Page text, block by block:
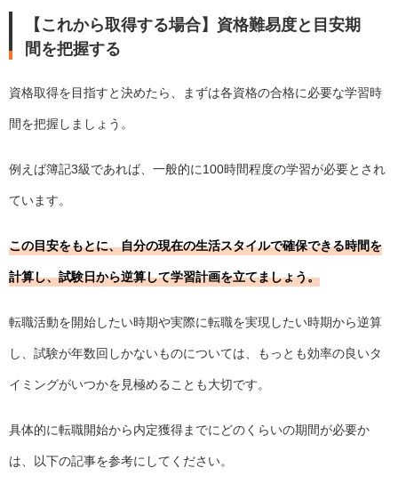
【これから取得する場合】資格難易度と目安期
間を把握する
資格取得を目指すと決めたら、まずは各資格の合格に必要な学習時
間を把握しましょう。
例えば簿記3級であれば、一般的に100時間程度の学習が必要とされ
ています。
この目安をもとに、自分の現在の生活スタイルで確保できる時間を
計算し、試験日から逆算して学習計画を立てましょう。
転職活動を開始したい時期や実際に転職を実現したい時期から逆算
し、試験が年数回しかないものについては、もっとも効率の良いタ
イミングがいつかを見極めることも大切です。
具体的に転職開始から内定獲得までにどのくらいの期間が必要か
は、以下の記事を参考にしてください。